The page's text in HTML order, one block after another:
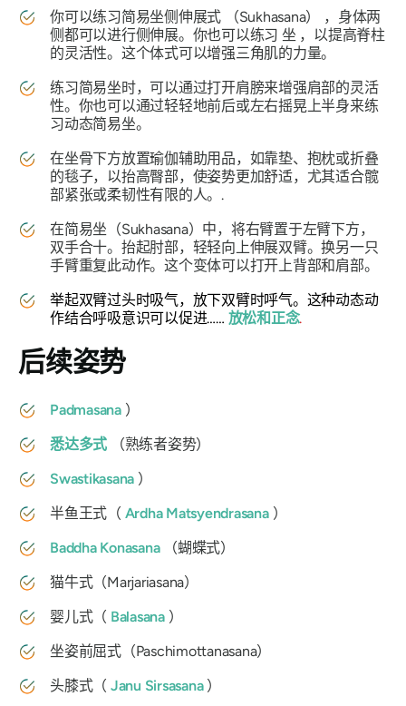
你可以练习简易坐侧伸展式
（Sukhasana）
，身体两
侧都可以进行侧伸展。你也可以练习 坐 ，以提高脊柱
的灵活性。这个体式可以增强三角肌的力量。
练习简易坐时， 可以通过打开肩膀来增强肩部的灵活
性。你也可以通过轻轻地前后或左右摇晃上半身来练
习动态简易坐。
在坐骨下方放置瑜伽辅助用品，如靠垫、抱枕或折叠
的毯子，以抬高臀部，使姿势更加舒适，尤其适合髋
部紧张或柔韧性有限的人。.
在简易坐（Sukhasana） 中，将右臂置于左臂下方，
双手合十。抬起肘部，轻轻向上伸展双臂。换另一只
手臂重复此动作。这个变体可以打开上背部和肩部。
举起双臂过头时吸气，放下双臂时呼气。这种动态动
作结合呼吸意识可以促进…… 放松和正念.
后续姿势
Padmasana）
悉达多式 （熟练者姿势）
Swastikasana ）
半鱼王式（ Ardha Matsyendrasana）
Baddha Konasana（蝴蝶式）
猫牛式（Marjariasana）
婴儿式（ Balasana）
坐姿前屈式（Paschimottanasana）
头膝式（ Janu Sirsasana）